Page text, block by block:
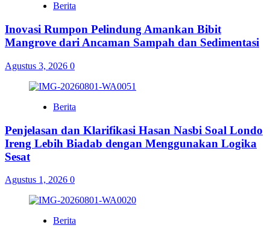
Berita
Inovasi Rumpon Pelindung Amankan Bibit
Mangrove dari Ancaman Sampah dan Sedimentasi
Agustus 3, 2026 0
Berita
Penjelasan dan Klarifikasi Hasan Nasbi Soal Londo
Ireng Lebih Biadab dengan Menggunakan Logika
Sesat
Agustus 1, 2026 0
Berita